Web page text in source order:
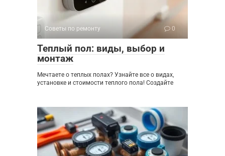
Советы по ремонту 0
Теплый пол: виды, выбор и
монтаж
Мечтаете о теплых полах? Узнайте все о видах,
установке и стоимости теплого пола! Создайте